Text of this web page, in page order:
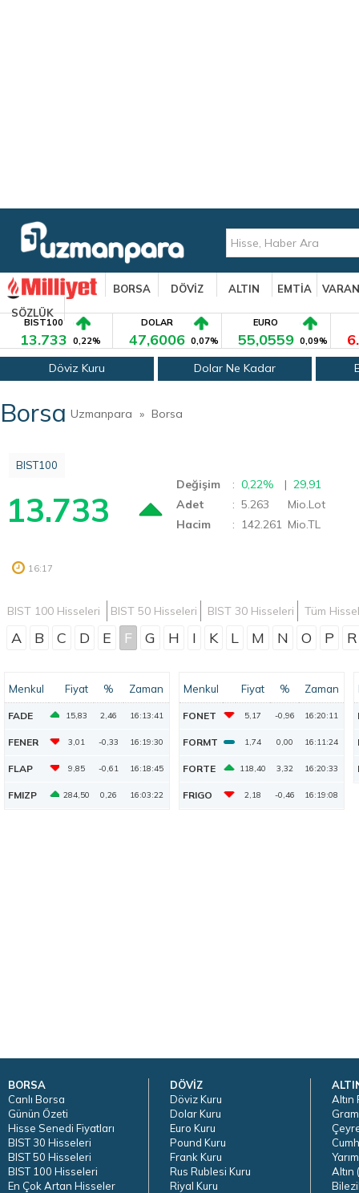
BORSA DÖVİZ ALTIN EMTİA
SÖZLÜK
BIST100
13.733 0,22%
DOLAR
47,6006 0,07%
EURO
55,0559 0,09%
Döviz Kuru Dolar Ne Kadar
Borsa Uzmanpara » Borsa
BIST100
13.733
Değişim : 0,22% | 29,91
Adet
: 5.263
Mio.Lot
Hacim
: 142.261 Mio.TL
16:17
BIST 100 Hisseleri BIST 50 Hisseleri BIST 30 Hisseleri Tüm
A B C D E F G H I K L M N O P R
Menkul Fiyat % Zaman
FADE 15,83 2,46 16:13:41
FENER 3,01 -0,33 16:19:30
FLAP 9,85 -0,61 16:18:45
FMIZP 284,50 0,26 16:03:22
Menkul Fiyat % Zaman
FONET 5,17 -0,96 16:20:11
FORMT 1,74 0,00 16:11:24
FORTE 118,40 3,32 16:20:33
FRIGO 2,18 -0,46 16:19:08
BORSA
Canlı Borsa
Günün Özeti
Hisse Senedi Fiyatları
BIST 30 Hisseleri
BIST 50 Hisseleri
BIST 100 Hisseleri
En Çok Artan Hisseler
DÖVİZ
Döviz Kuru
Dolar Kuru
Euro Kuru
Pound Kuru
Frank Kuru
Rus Rublesi Kuru
Riyal Kuru
Altın
Altın